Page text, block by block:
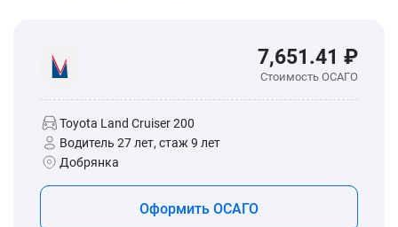
7,651.41 ₽
Стоимость ОСАГО
Toyota Land Cruiser 200
Водитель 27 лет, стаж 9 лет
Добрянка
Оформить ОСАГО